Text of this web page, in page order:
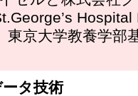
東京大学教養学部
タ技術